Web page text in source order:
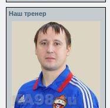
Наш тренер